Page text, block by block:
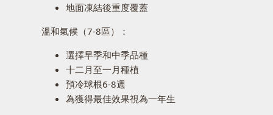
地面凍結後重度覆蓋
溫和氣候（7-8區）：
選擇早季和中季品種
十二月至一月種植
預冷球根6-8週
為獲得最佳效果視為一年生